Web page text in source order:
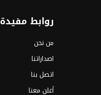
روابط مفيدة
من نحن
اصداراتنا
اتصل بنا
أعلن معنا